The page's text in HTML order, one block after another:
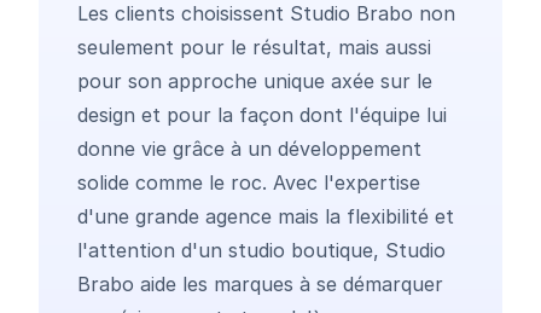
Les clients choisissent Studio Brabo non
seulement pour le résultat, mais aussi
pour son approche unique axée sur le
design et pour la façon dont l'équipe lui
donne vie grâce à un développement
solide comme le roc. Avec l'expertise
d'une grande agence mais la flexibilité et
l'attention d'un studio boutique, Studio
Brabo aide les marques à se démarquer